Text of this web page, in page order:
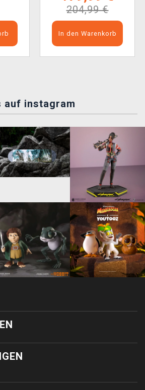
204,99 €
In den Warenkorb
auf instagram